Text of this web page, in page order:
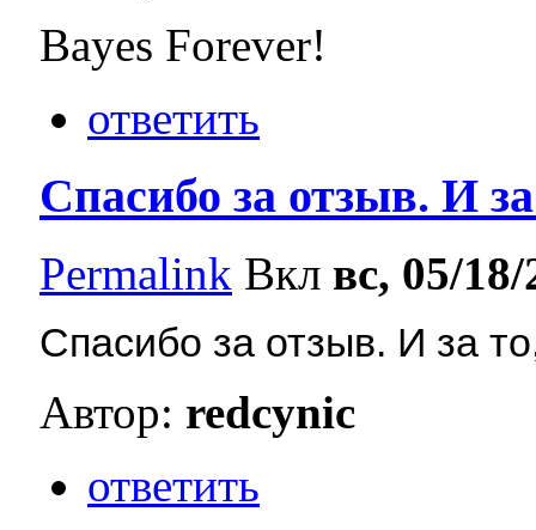
Bayes Forever!
ответить
Спасибо за отзыв. И
Permalink Вкл вс, 05/
Спасибо за отзыв. И за
Автор: redcynic
ответить